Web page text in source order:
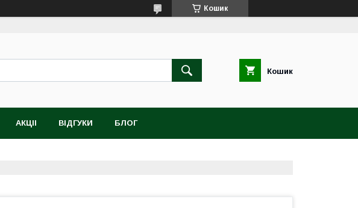
Кошик
Кошик
АКЦІІ ВІДГУКИ БЛОГ